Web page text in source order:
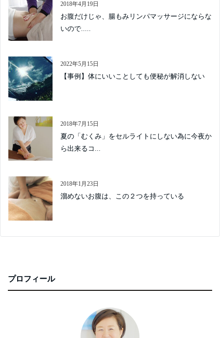
2018年4月19日
お腹だけじゃ、腸もみリンパマッサージにならな
いので.....
2022年5月15日
【事例】体にいいことしても便秘が解消しない
2018年7月15日
夏の「むくみ」をセルライトにしない為に今夜か
ら出来るコ...
2018年1月23日
溜めないお腹は、この２つを持っている
プロフィール